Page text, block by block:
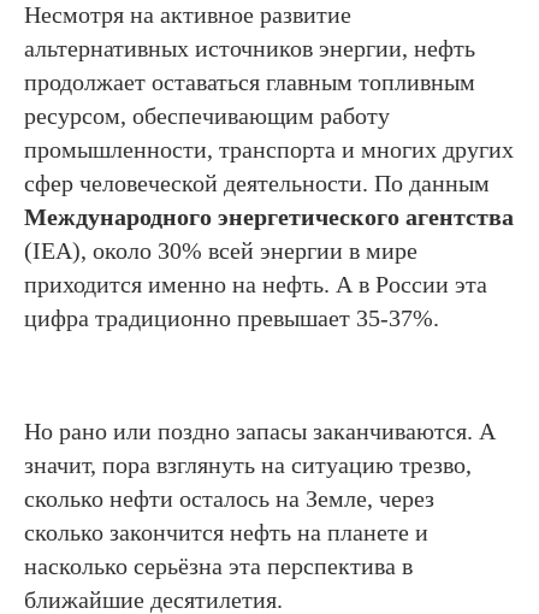
Несмотря на активное развитие
альтернативных источников энергии, нефть
продолжает оставаться главным топливным
ресурсом, обеспечивающим работу
промышленности, транспорта и многих других
сфер человеческой деятельности. По данным
Международного энергетического агентства
(IEA), около 30% всей энергии в мире
приходится именно на нефть. А в России эта
цифра традиционно превышает 35-37%.
Но рано или поздно запасы заканчиваются. А
значит, пора взглянуть на ситуацию трезво,
сколько нефти осталось на Земле, через
сколько закончится нефть на планете и
насколько серьёзна эта перспектива в
ближайшие десятилетия.